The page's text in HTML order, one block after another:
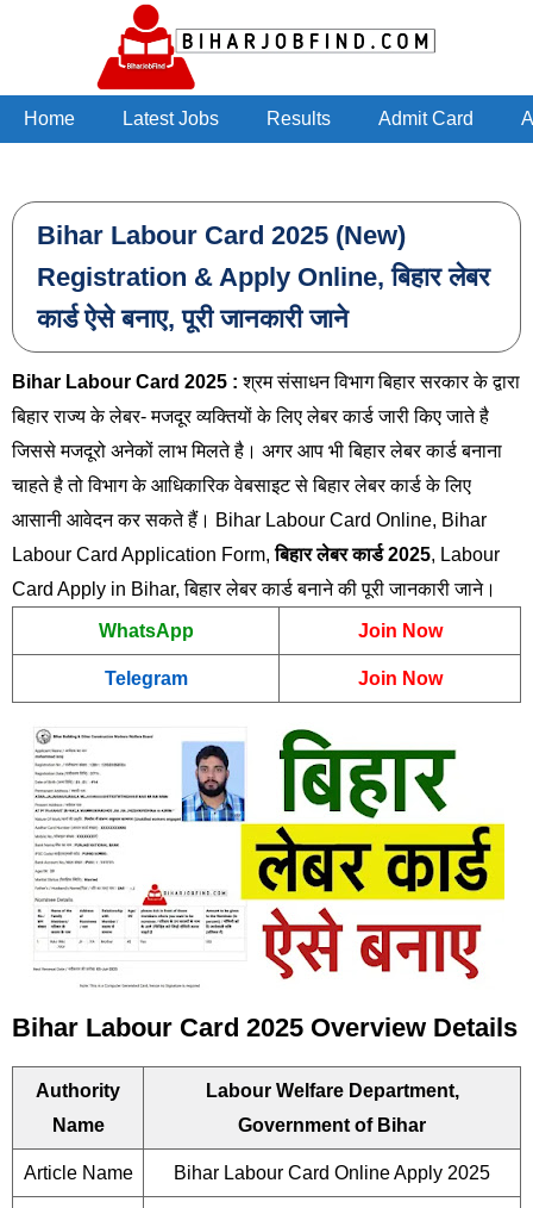
Skip to main content
Home Latest Jobs Results Admit Card
Bihar Labour Card 2025 (New)
Registration & Apply Online, बिहार लेबर
कार्ड ऐसे बनाए, पूरी जानकारी जाने
Bihar Labour Card 2025 :श्रम संसाधन विभाग बिहार सरकार के द्वारा
बिहार राज्य के लेबर- मजदूर व्यक्तियों के लिए लेबर कार्ड जारी किए जाते है
जिससे मजदूरो अनेकों लाभ मिलते है। अगर आप भी बिहार लेबर कार्ड बनाना
चाहते है तो विभाग के आधिकारिक वेबसाइट से बिहार लेबर कार्ड के लिए
आसानी आवेदन कर सकते हैं। Bihar Labour Card Online, Bihar
Labour Card Application Form,बिहार लेबर कार्ड 2025, Labour
Card Apply in Bihar, बिहार लेबर कार्ड बनाने की पूरी जानकारी जाने।
WhatsApp Join Now
Telegram Join Now
Bihar Labour Card 2025 Overview Details
Authority
Name
Labour Welfare Department,
Government of Bihar
Article Name Bihar Labour Card Online Apply 2025